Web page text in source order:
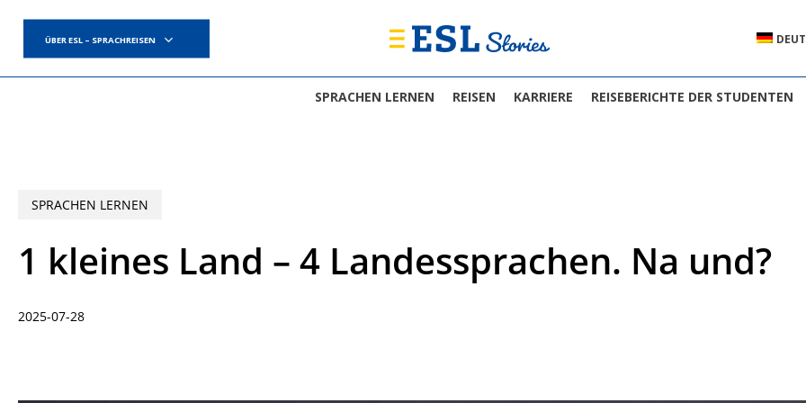
main
content
ÜBER ESL – SPRACHREISEN
SPRACHEN LERNEN REISEN KARRIERE REISEBERICHTE DER STUDENTEN
SPRACHEN LERNEN
1 kleines Land – 4 Landessprachen. Na und?
2025-07-28